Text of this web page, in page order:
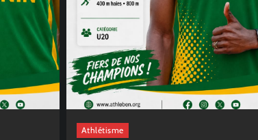
Athlétisme